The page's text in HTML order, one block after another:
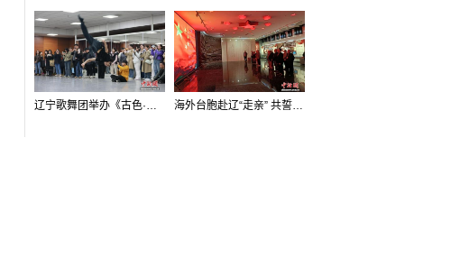
辽宁歌舞团举办《古色·国宝辽宁》排练开放日活动 海外台胞赴辽“走亲” 共誓“和平初心”